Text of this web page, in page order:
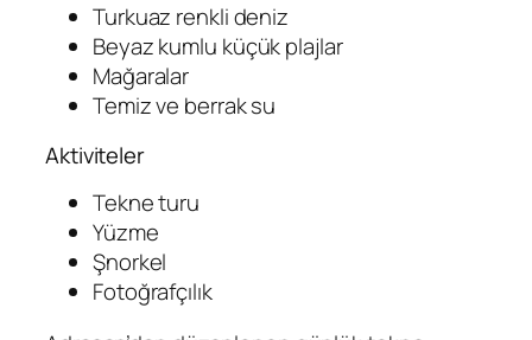
Turkuaz renkli deniz
Beyaz kumlu küçük plajlar
Mağaralar
Temiz ve berrak su
Aktiviteler
Tekne turu
Yüzme
Şnorkel
Fotoğrafçılık